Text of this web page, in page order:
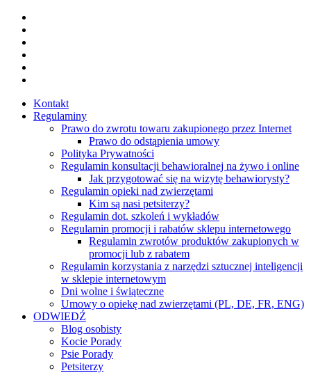
Skip
main
content
Kontakt
Regulaminy
Prawo do zwrotu towaru zakupionego przez Internet
Prawo do odstąpienia umowy
Polityka Prywatności
Regulamin konsultacji behawioralnej na żywo i online
Jak przygotować się na wizytę behawiorysty?
Regulamin opieki nad zwierzętami
Kim są nasi petsiterzy?
Regulamin dot. szkoleń i wykładów
Regulamin promocji i rabatów sklepu internetowego
Regulamin zwrotów produktów zakupionych w
promocji lub z rabatem
Regulamin korzystania z narzędzi sztucznej inteligencji
w sklepie internetowym
Dni wolne i świąteczne
Umowy o opiekę nad zwierzętami (PL, DE, FR, ENG)
ODWIEDŹ
Blog osobisty
Kocie Porady
Psie Porady
Petsiterzy